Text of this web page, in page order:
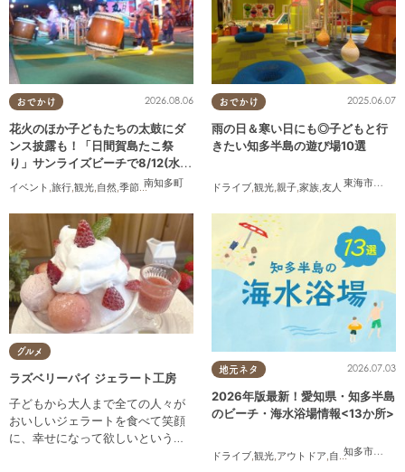
おでかけ
南知多町
2026.08.06
花火のほか子どもたちの太鼓にダ
ンス披露も！「日間賀島たこ祭
り」サンライズビーチで8/12(水)
イベント ,旅行,観光,自然,季節ネタ ,花火
おでかけ
東海市大府
2025.06.07
雨の日＆寒い日にも◎子どもと行
きたい知多半島の遊び場10選
ドライブ,観光,親子,家族,友人
グルメ
ラズベリーパイ ジェラート工房
子どもから大人まで全ての人々が
おいしいジェラートを食べて笑顔
に、幸せになって欲しいという願
地元ネタ
知多市常滑
2026.07.03
2026年版最新！愛知県・知多半島
のビーチ・海水浴場情報<13か所>
ドライブ,観光,アウトドア,自然 ,まちネタ